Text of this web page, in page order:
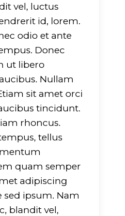
vel, luctus
id, lorem.
odio et ante
Donec
ut libero
Nullam
sit amet orci
tincidunt.
rhoncus.
tellus
quam semper
adipiscing
sed ipsum. Nam
blandit vel,